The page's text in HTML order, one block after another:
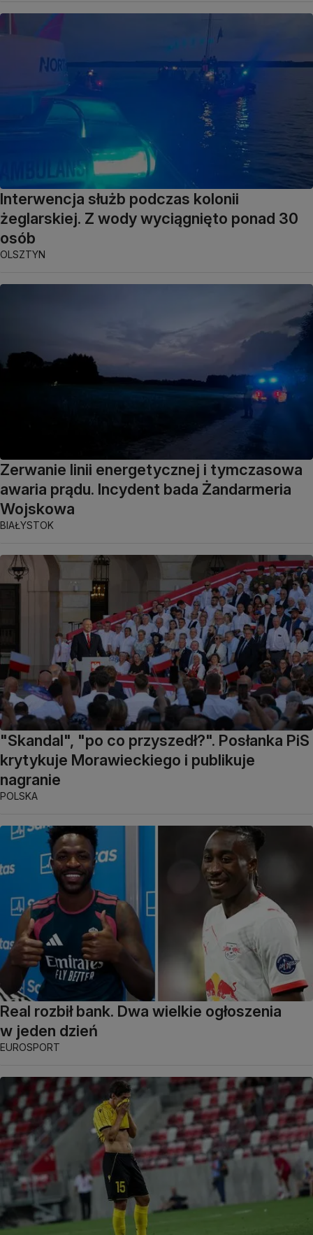
Interwencja służb podczas kolonii
żeglarskiej. Z wody wyciągnięto ponad 30
osób
OLSZTYN
Zerwanie linii energetycznej i tymczasowa
awaria prądu. Incydent bada Żandarmeria
Wojskowa
BIAŁYSTOK
"Skandal", "po co przyszedł?". Posłanka PiS
krytykuje Morawieckiego i publikuje
nagranie
POLSKA
Real rozbił bank. Dwa wielkie ogłoszenia
w jeden dzień
EUROSPORT